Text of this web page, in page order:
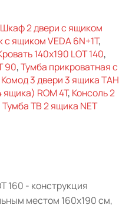
Шкаф 2 двери с ящиком
ящиком VEDA 6N+1T,
140х190 LOT 140,
90,Тумба прикроватная с
Комод 3 двери 3 ящика ТAH
ROM 4T, Консоль 2
Тумба ТВ 2 ящика NET
160 - конструкция
местом 160х190 см,